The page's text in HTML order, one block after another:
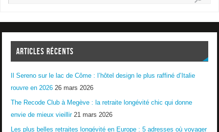
ARTICLES RÉCENTS
Il Sereno sur le lac de Côme : l’hôtel design le plus raffiné d’Italie
rouvre en 2026 26 mars 2026
The Recode Club à Megève : la retraite longévité chic qui donne
envie de mieux vieillir 21 mars 2026
Les plus belles retraites longévité en Europe : 5 adresses où voyager